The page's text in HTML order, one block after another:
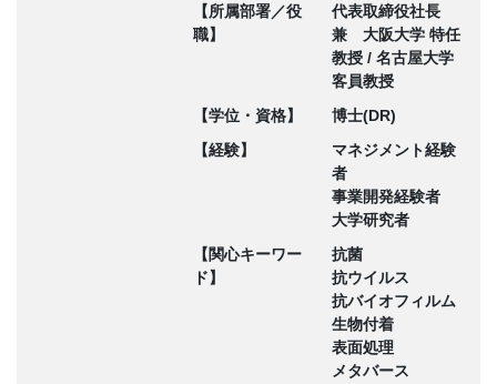
【所属部署／役
職】
代表取締役社長
兼 大阪大学 特任
教授 / 名古屋大学
客員教授
【学位・資格】
博士(DR)
【経験】
マネジメント経験
者
事業開発経験者
大学研究者
【関心キーワー
ド】
抗菌
抗ウイルス
抗バイオフィルム
生物付着
表面処理
メタバース